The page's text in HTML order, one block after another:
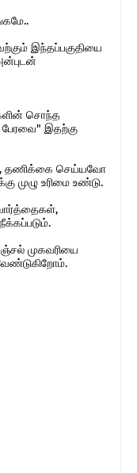
இந்தப்பகுதியை
சொந்த
பேரவை" இதற்கு
தணிக்கை செய்யவோ
முழு உரிமை உண்டு.
முகவரியை